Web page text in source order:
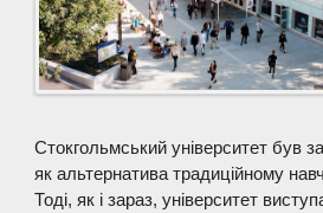
Стокгольмський університет був
як альтернатива традиційному
Тоді, як і зараз, університет